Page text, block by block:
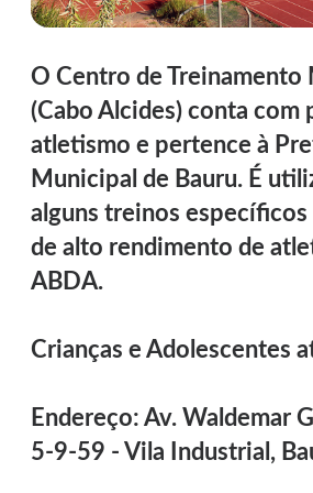
O Centro de Treinamento
(Cabo Alcides) conta com
atletismo e pertence à
Municipal de Bauru. É
alguns treinos específicos
de alto rendimento de
ABDA.
Crianças e Adolescentes
Endereço: Av. Waldemar
5-9-59 - Vila Industrial,